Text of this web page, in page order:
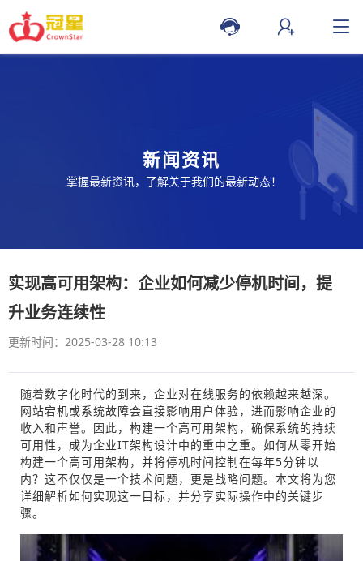
新闻资讯
掌握最新资讯，了解关于我们的最新动态！
实现高可用架构：企业如何减少停机时间，提
升业务连续性
更新时间：2025-03-28 10:13
随着数字化时代的到来，企业对在线服务的依赖越来越深。
网站宕机或系统故障会直接影响用户体验，进而影响企业的
收入和声誉。因此，构建一个高可用架构，确保系统的持续
可用性，成为企业IT架构设计中的重中之重。如何从零开始
构建一个高可用架构，并将停机时间控制在每年5分钟以
内？这不仅仅是一个技术问题，更是战略问题。本文将为您
详细解析如何实现这一目标，并分享实际操作中的关键步
骤。